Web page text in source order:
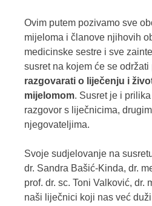
Ovim putem pozivamo sve
mijeloma i članove njihovih
medicinske sestre i sve
susret na kojem će se održati
razgovarati o liječenju i
mijelomom. Susret je i
razgovor s liječnicima,
njegovateljima.
Svoje sudjelovanje na
dr. Sandra Bašić-Kinda, dr.
prof. dr. sc. Toni Valković, dr.
naši liječnici koji nas već